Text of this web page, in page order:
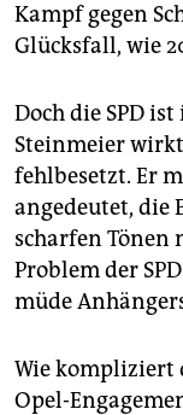
Kampf gegen
Glücksfall, wie
Doch die SPD
Steinmeier
fehlbesetzt. Er
angedeutet, die
scharfen Tönen
Problem der
müde
Wie kompliziert
Opel-